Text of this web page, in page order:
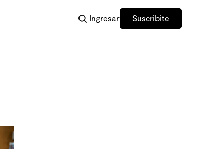
Ingresar Suscribite